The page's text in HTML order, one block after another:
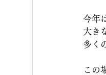
今年
大き
多く
この